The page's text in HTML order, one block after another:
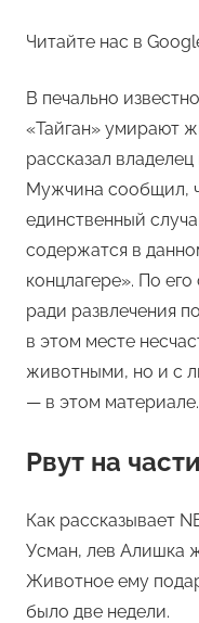
Читайте нас в
В печально
«Тайган» умирают
рассказал
Мужчина сообщил,
единственный
содержатся в
концлагере». По
ради развлечения
в этом месте
животными, но и с
— в этом материале.
Рвут на
Как рассказывает
Усман, лев Алишка
Животное ему
было две недели.